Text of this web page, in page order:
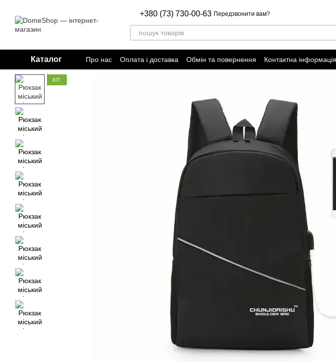
+380 (73) 730-00-63 Передзвонити вам?
Каталог Про нас Оплата і доставка Обмін та повернення Контактна інформація
Відгуки про магазин
Договір публічної оферти
ХІТ